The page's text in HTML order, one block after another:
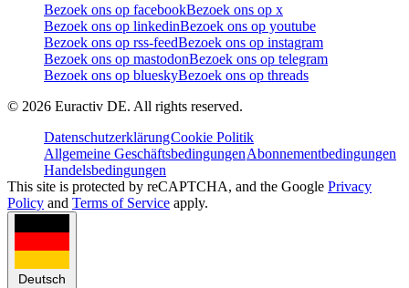
Bezoek ons op facebookBezoek ons op x
Bezoek ons op linkedinBezoek ons op youtube
Bezoek ons op rss-feedBezoek ons op instagram
Bezoek ons op mastodonBezoek ons op telegram
Bezoek ons op blueskyBezoek ons op threads
© 2026 Euractiv DE. All rights reserved.
DatenschutzerklärungCookie Politik
Allgemeine GeschäftsbedingungenAbonnementbedingungen
Handelsbedingungen
This site is protected by reCAPTCHA, and the Google Privacy
Policy and Terms of Service apply.
Deutsch